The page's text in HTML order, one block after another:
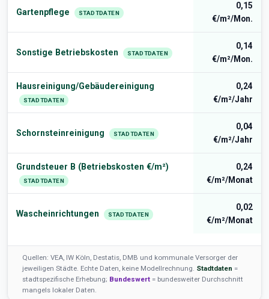
Gartenpflege STADTDATEN
0,15
€/m²/Mon.
Sonstige Betriebskosten STADTDATEN
0,14
€/m²/Mon.
Hausreinigung/Gebäudereinigung
STADTDATEN
0,24
€/m²/Jahr
Schornsteinreinigung STADTDATEN
0,04
€/m²/Jahr
Grundsteuer B (Betriebskosten €/m²)
STADTDATEN
0,24
€/m²/Monat
Wascheinrichtungen STADTDATEN
0,02
€/m²/Monat
Quellen: VEA, IW Köln, Destatis, DMB und kommunale Versorger der
jeweiligen Städte. Echte Daten, keine Modellrechnung. Stadtdaten =
stadtspezifische Erhebung; Bundeswert = bundesweiter Durchschnitt
mangels lokaler Daten.